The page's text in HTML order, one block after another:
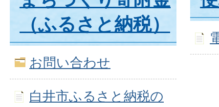
（ふるさと納税）
お問い合わせ
白井市ふるさと納税の